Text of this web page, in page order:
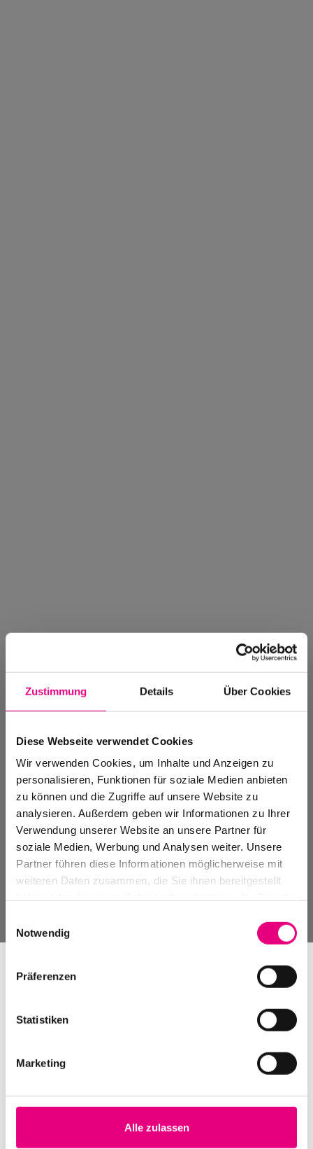
Zustimmung Details Über Cookies
Diese Webseite verwendet Cookies
Wir verwenden Cookies, um Inhalte und Anzeigen zu
personalisieren, Funktionen für soziale Medien anbieten
zu können und die Zugriffe auf unsere Website zu
analysieren. Außerdem geben wir Informationen zu Ihrer
Verwendung unserer Website an unsere Partner für
soziale Medien, Werbung und Analysen weiter. Unsere
Partner führen diese Informationen möglicherweise mit
weiteren Daten zusammen, die Sie ihnen bereitgestellt
Notwendig
Präferenzen
Statistiken
Marketing
Alle zulassen
Events Archive
Past events, festivals, and venues
Nightmares on Wax